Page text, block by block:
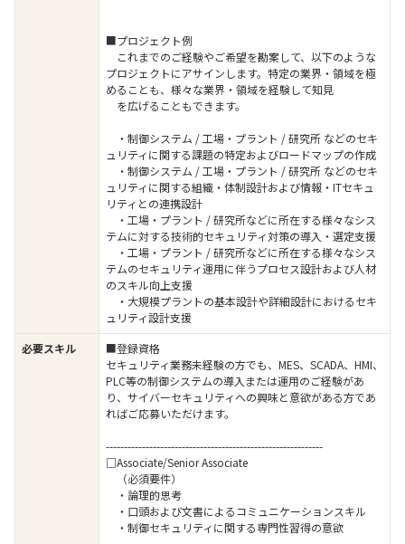
■プロジェクト例
これまでのご経験やご希望を勘案して、以下のような
プロジェクトにアサインします。特定の業界・領域を極
めることも、様々な業界・領域を経験して知見
を広げることもできます。
・制御システム / 工場・プラント / 研究所 などのセキ
ュリティに関する課題の特定およびロードマップの作成
・制御システム / 工場・プラント / 研究所 などのセキ
ュリティに関する組織・体制設計および情報・ITセキュ
リティとの連携設計
・工場・プラント / 研究所などに所在する様々なシス
テムに対する技術的セキュリティ対策の導入・選定支援
・工場・プラント / 研究所などに所在する様々なシス
テムのセキュリティ運用に伴うプロセス設計および人材
のスキル向上支援
・大規模プラントの基本設計や詳細設計におけるセキ
ュリティ設計支援
必要スキル
■登録資格
セキュリティ業務未経験の方でも、MES、SCADA、HMI、
PLC等の制御システムの導入または運用のご経験があ
り、サイバーセキュリティへの興味と意欲がある方であ
ればご応募いただけます。
------------------------------------------------------------
□Associate/Senior Associate
（必須要件）
・論理的思考
・口頭および文書によるコミュニケーションスキル
・制御セキュリティに関する専門性習得の意欲